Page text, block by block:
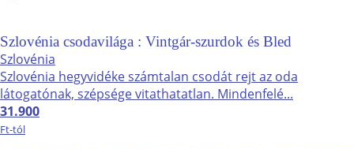
Szlovénia csodavilága : Vintgár-szurdok és Bled
Szlovénia
Szlovénia hegyvidéke számtalan csodát rejt az oda
látogatónak, szépsége vitathatatlan. Mindenfelé...
31.900
Ft-tól